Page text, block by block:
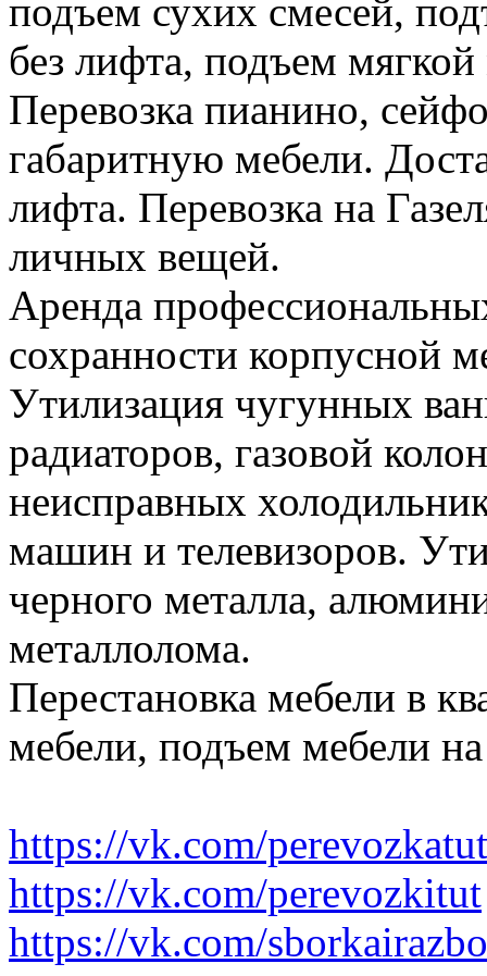
подъем сухих смесей,
без лифта, подъем
Перевозка пианино,
габаритную мебели.
лифта. Перевозка на
личных вещей.
Аренда
сохранности корпусной
Утилизация чугунных
радиаторов, газовой
неисправных
машин и телевизоров.
черного металла,
металлолома.
Перестановка мебели в
мебели, подъем мебели
https://vk.com/perevozkatut
https://vk.com/perevozkitut
https://vk.com/